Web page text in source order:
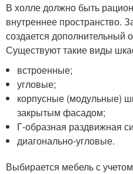
В холле должно быть
внутреннее пространство.
создается
Существуют такие виды
встроенные;
угловые;
корпусные (модульные)
закрытым фасадом;
Г-образная раздвижная
диагонально-угловые.
Выбирается мебель с